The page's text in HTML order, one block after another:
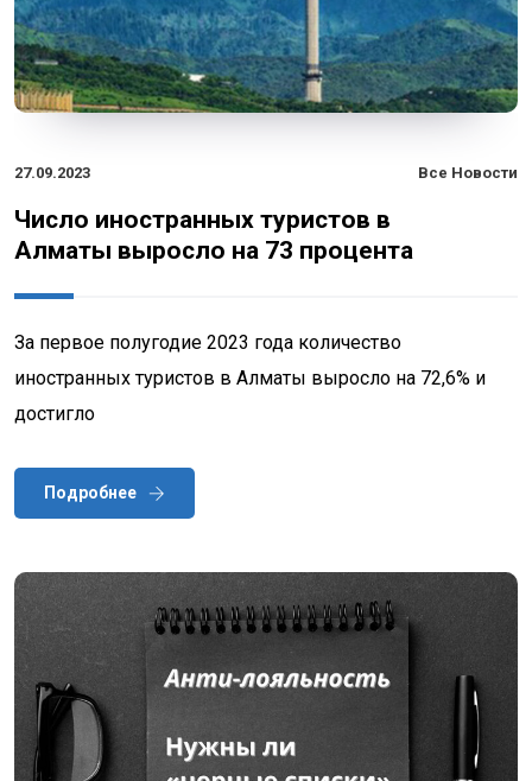
27.09.2023 Все Новости
Число иностранных туристов в
Алматы выросло на 73 процента
За первое полугодие 2023 года количество
иностранных туристов в Алматы выросло на 72,6% и
достигло
Подробнее